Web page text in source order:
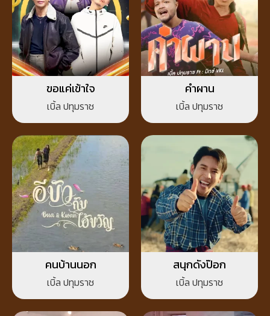
ขอแค่เข้าใจ
เบิ้ล ปทุมราช
คำผาน
เบิ้ล ปทุมราช
คนบ้านนอก
เบิ้ล ปทุมราช
สนุกดังป๊อก
เบิ้ล ปทุมราช